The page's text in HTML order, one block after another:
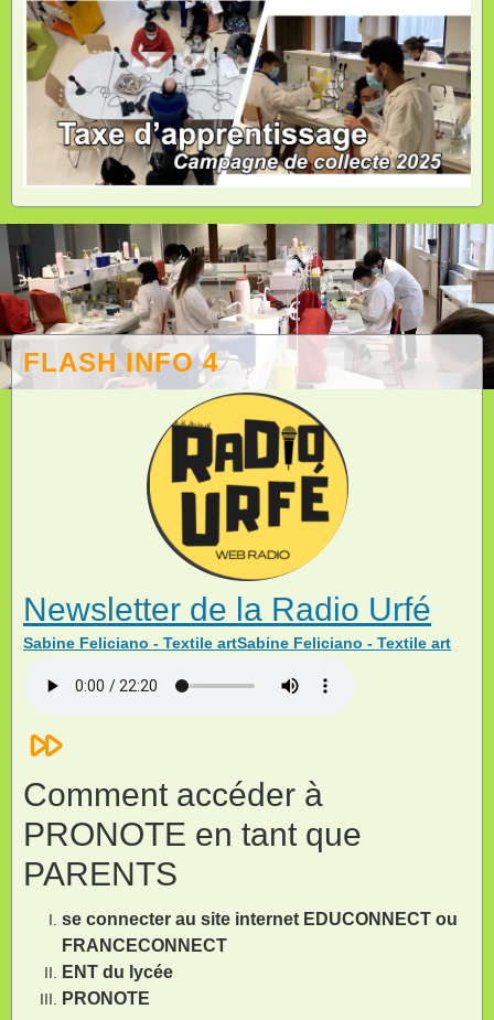
FLASH INFO 4
Newsletter de la Radio Urfé
Sabine Feliciano - Textile artSabine Feliciano - Textile art
Comment accéder à
PRONOTE en tant que
PARENTS
se connecter au site internet EDUCONNECT ou
FRANCECONNECT
ENT du lycée
PRONOTE